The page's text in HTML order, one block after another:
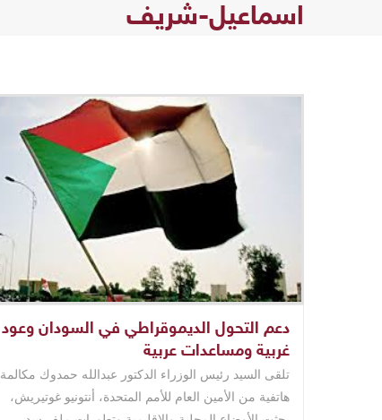
اسماعيل-شريف
دعم التحول الديموقراطي في السودان وعود
غربية ومساعدات عربية
تلقى السيد رئيس الوزراء الدكتور عبدالله حمدوك مكالمة
هاتفية من الأمين العام للأمم المتحدة، أنتونيو غوتيريش،